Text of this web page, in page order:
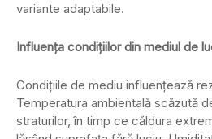
variante adaptabile.
Influența condițiilor din mediul de
Condițiile de mediu influențează
Temperatura ambientală scăzută
straturilor, în timp ce căldura